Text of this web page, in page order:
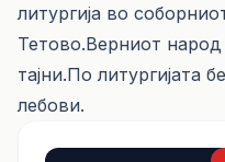
литургија во
Тетово.Верниот
тајни.По литургијата
лебови.